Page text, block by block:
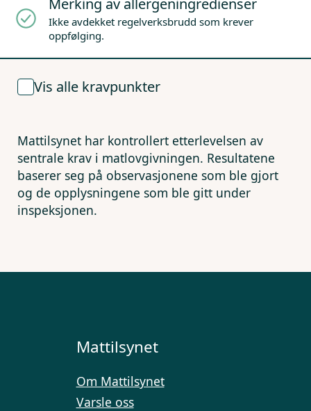
Merking av allergeningredienser
Ikke avdekket regelverksbrudd som krever
oppfølging.
Vis alle kravpunkter
Mattilsynet har kontrollert etterlevelsen av
sentrale krav i matlovgivningen. Resultatene
baserer seg på observasjonene som ble gjort
og de opplysningene som ble gitt under
inspeksjonen.
Mattilsynet
Om Mattilsynet
Varsle oss